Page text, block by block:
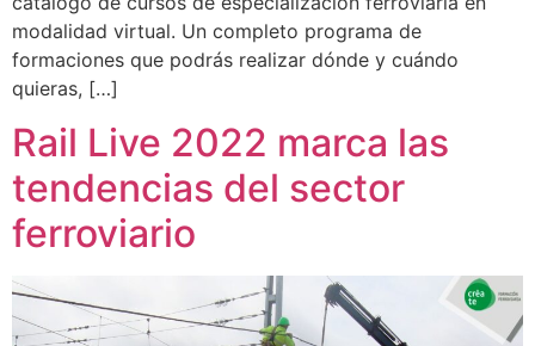
modalidad virtual. Un completo programa de
formaciones que podrás realizar dónde y cuándo
quieras, […]
Rail Live 2022 marca las
tendencias del sector
ferroviario